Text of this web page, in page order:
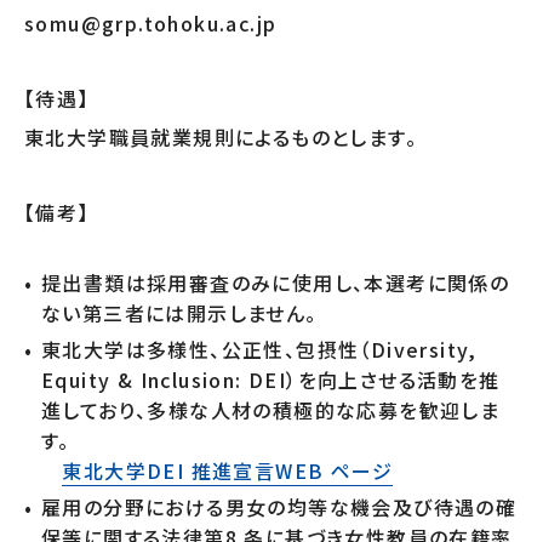
somu@grp.tohoku.ac.jp
【待遇】
東北大学職員就業規則によるものとします。
【備考】
提出書類は採用審査のみに使用し、本選考に関係の
ない第三者には開示しません。
東北大学は多様性、公正性、包摂性（Diversity,
Equity & Inclusion: DEI）を向上させる活動を推
進しており、多様な人材の積極的な応募を歓迎しま
す。
東北大学DEI 推進宣言WEB ページ
雇用の分野における男女の均等な機会及び待遇の確